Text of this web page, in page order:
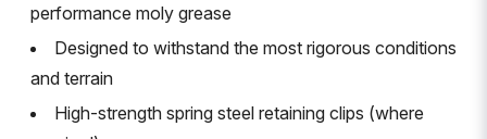
performance moly grease
Designed to withstand the most rigorous conditions
and terrain
High-strength spring steel retaining clips (where